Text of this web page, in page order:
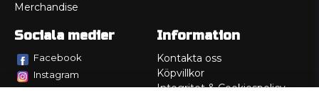
Merchandise
Sociala medier
Facebook
Instagram
Information
Kontakta oss
Köpvillkor
Integritet & Cookiespolicy